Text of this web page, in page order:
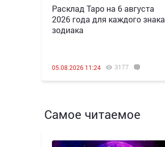
Расклад Таро на 6 августа
2026 года для каждого знака
зодиака
05.08.2026 11:24 3177
Самое читаемое